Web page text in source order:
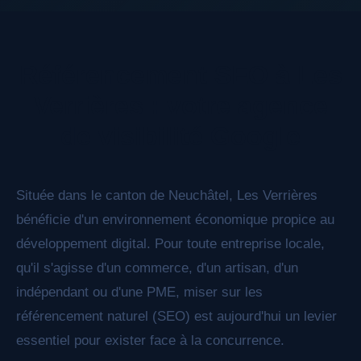
Située dans le canton de Neuchâtel, Les Verrières
bénéficie d'un environnement économique propice au
développement digital. Pour toute entreprise locale,
qu'il s'agisse d'un commerce, d'un artisan, d'un
indépendant ou d'une PME, miser sur les
référencement naturel (SEO) est aujourd'hui un levier
essentiel pour exister face à la concurrence.